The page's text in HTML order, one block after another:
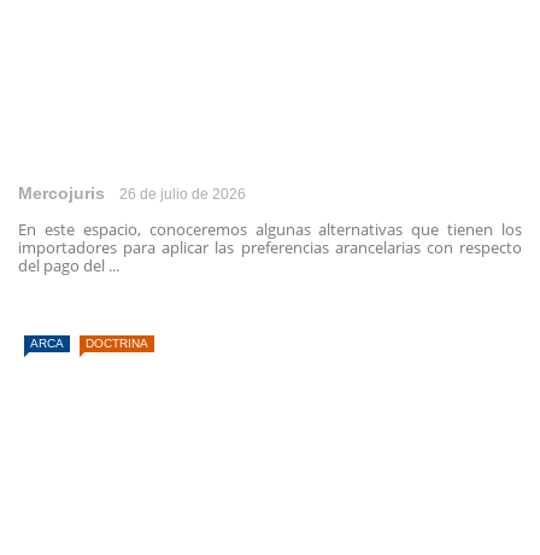
Mercojuris 26 de julio de 2026
En este espacio, conoceremos algunas alternativas que tienen los
importadores para aplicar las preferencias arancelarias con respecto
del pago del ...
ARCA DOCTRINA